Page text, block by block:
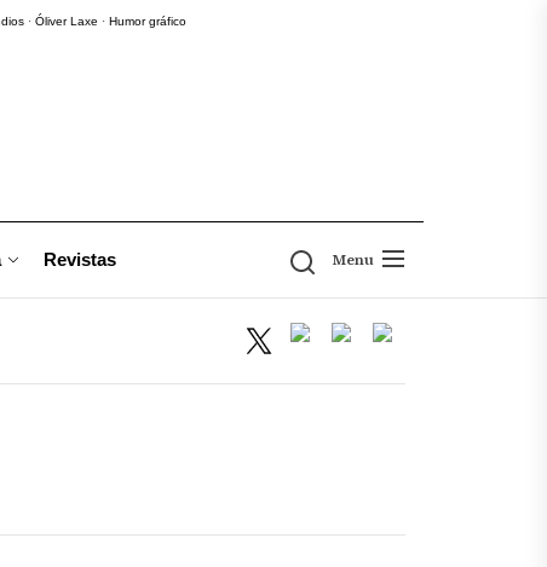
· Óliver Laxe · Humor gráfico
Revistas Menu